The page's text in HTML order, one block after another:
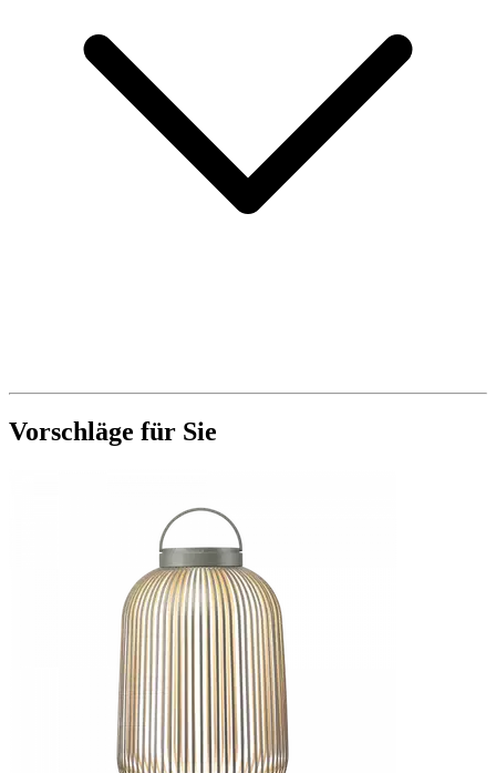
Vorschläge für Sie